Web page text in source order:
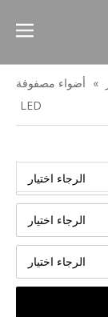
» أضواء مصفوفة
LED
الرجاء اختيار
الرجاء اختيار
الرجاء اختيار